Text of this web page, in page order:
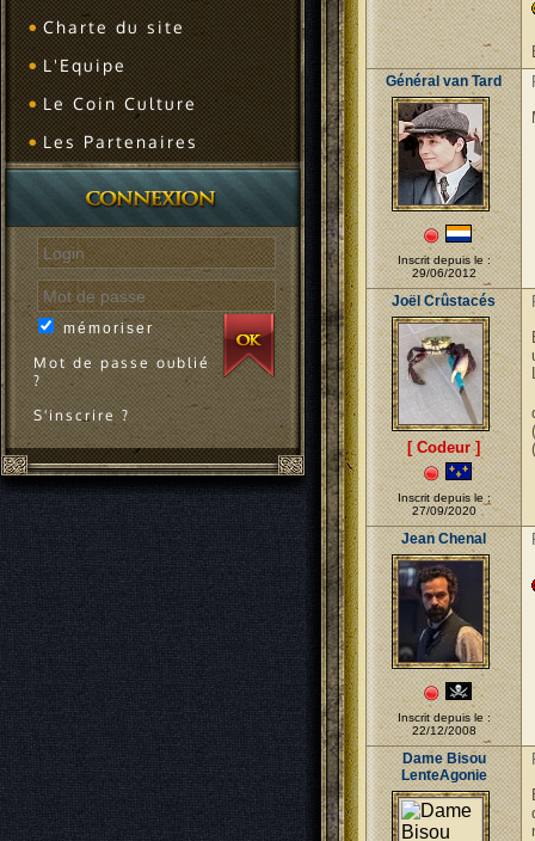
Charte du site
L'Equipe
Le Coin Culture
Les Partenaires
mémoriser
Mot de passe oublié
?
S'inscrire ?
Général van Tard
Inscrit depuis le :
29/06/2012
Joël Crûstacés
[ Codeur ]
Inscrit depuis le :
27/09/2020
Jean Chenal
Inscrit depuis le :
22/12/2008
Dame Bisou
LenteAgonie